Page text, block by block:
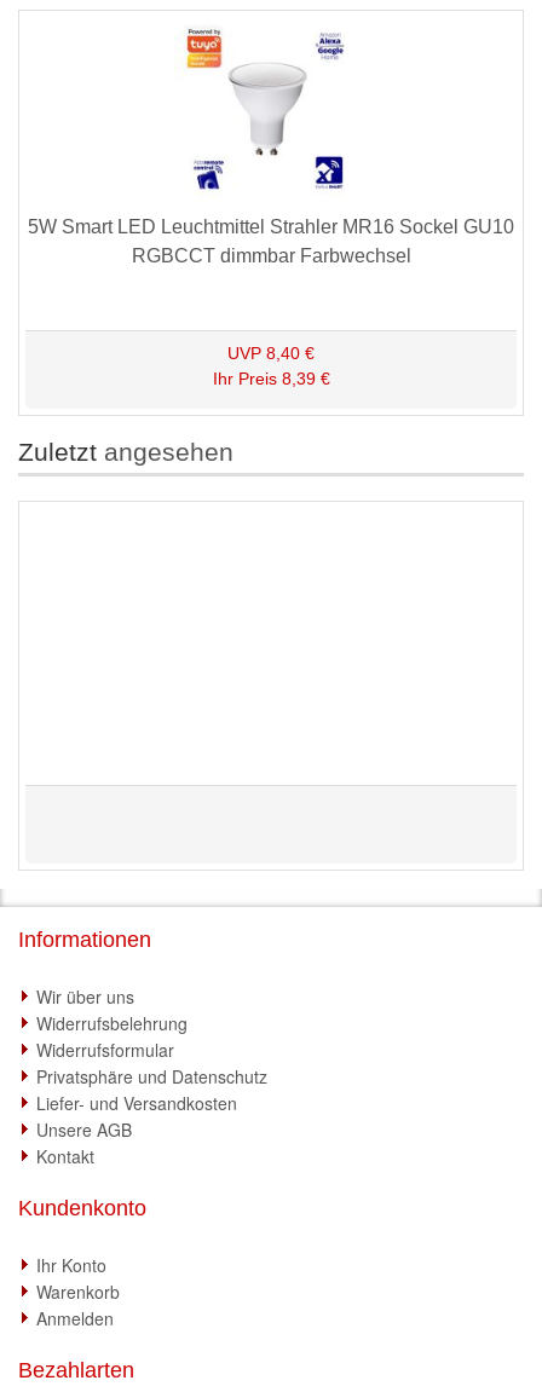
5W Smart LED Leuchtmittel Strahler MR16 Sockel GU10
RGBCCT dimmbar Farbwechsel
UVP 8,40 €
Ihr Preis 8,39 €
Zuletzt angesehen
Informationen
Wir über uns
Widerrufsbelehrung
Widerrufsformular
Privatsphäre und Datenschutz
Liefer- und Versandkosten
Unsere AGB
Kontakt
Kundenkonto
Ihr Konto
Warenkorb
Anmelden
Bezahlarten